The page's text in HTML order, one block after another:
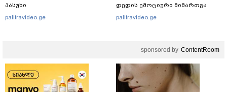
პასუხი
palitravideo.ge
დედის ემოციური მიმართვა
palitravideo.ge
sponsored by ContentRoom